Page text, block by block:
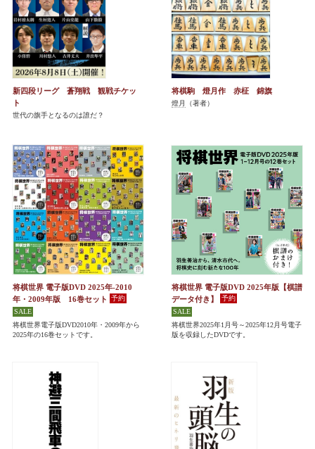
新四段リーグ 蒼翔戦 観戦チケッ
ト
世代の旗手となるのは誰だ？
将棋駒 燈月作 赤柾 錦旗
燈月 （著者）
将棋世界 電子版DVD 2025年-2010
年・2009年版 16巻セット
将棋世界電子版DVD2010年・2009年から
2025年の16巻セットです。
将棋世界 電子版DVD 2025年版【棋譜
データ付き】
将棋世界2025年1月号～2025年12月号電子
版を収録したDVDです。